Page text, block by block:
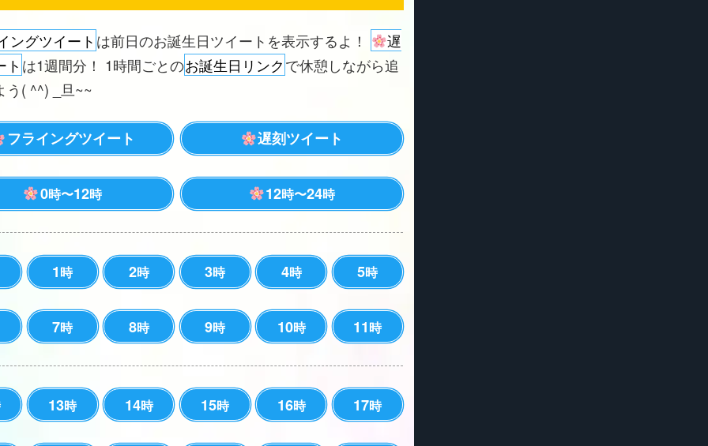
ングツイート は前日のお誕生日ツイートを表示するよ！
遅
ト は1週間分！ 1時間ごとのお誕生日リンクで休憩しながら追
う( ^^) _旦~~
フライングツイート 遅刻ツイート
0時〜12時 12時〜24時
1時 2時 3時 4時 5時
7時 8時 9時 10時 11時
13時 14時 15時 16時 17時